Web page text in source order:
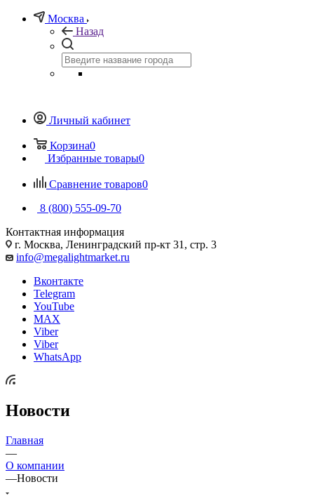
Москва
Назад
Личный кабинет
Корзина0
Избранные товары0
Сравнение товаров0
8 (800) 555-09-70
Контактная информация
г. Москва, Ленинградский пр-кт 31, стр. 3
info@megalightmarket.ru
Вконтакте
Telegram
YouTube
MAX
Viber
Viber
WhatsApp
Новости
Главная
—
О компании
—Новости